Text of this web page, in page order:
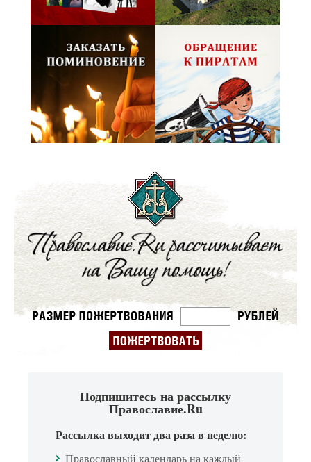
Подпишитесь на рассылку
Православие.Ru
Рассылка выходит два раза в неделю:
Православный календарь на каждый